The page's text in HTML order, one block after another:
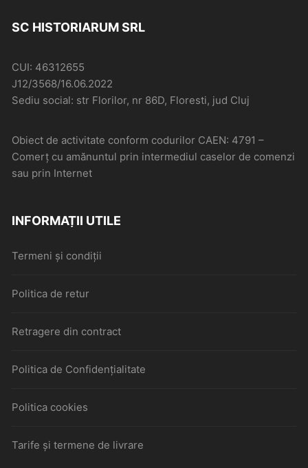
SC HISTORIARUM SRL
CUI: 46312655
J12/3568/16.06.2022
Sediu social: str Florilor, nr 86D, Floresti, jud Cluj
Obiect de activitate conform codurilor CAEN: 4791 –
Comerţ cu amănuntul prin intermediul caselor de comenzi
sau prin Internet
INFORMAȚII UTILE
Termeni și condiții
Politica de retur
Retragere din contract
Politica de Confidențialitate
Politica cookies
Tarife și termene de livrare